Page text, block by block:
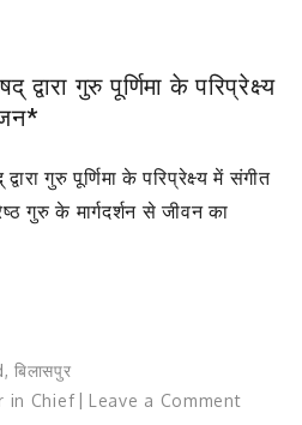
बड़े
आवास,
द्वारा गुरु पूर्णिमा के परिप्रेक्ष्य
गुरु पूर्णिमा के परिप्रेक्ष्य में संगीत
गुरु के मार्गदर्शन से जीवन का
, बिलासपुर
in Chief Leave a Commenton